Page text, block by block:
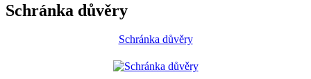
Schránka důvěry
Schránka důvěry